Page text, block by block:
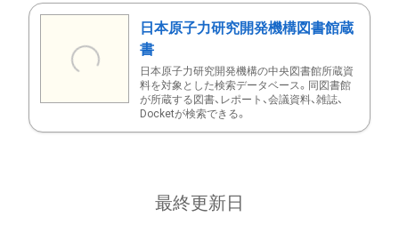
日本原子力研究開発機構図書館蔵
書
日本原子力研究開発機構の中央図書館所蔵資
料を対象とした検索データベース。同図書館
が所蔵する図書、レポート、会議資料、雑誌、
Docketが検索できる。
最終更新日